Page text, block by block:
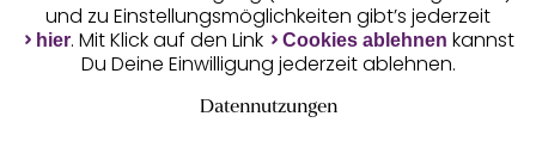
Kostenlose Retoure
und zu Einstellungsmöglichkeiten gibt’s jederzeit
hier. Mit Klick auf den Link Cookies ablehnen kannst
Du Deine Einwilligung jederzeit ablehnen.
Datennutzungen